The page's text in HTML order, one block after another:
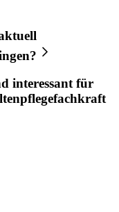
?
interessant für